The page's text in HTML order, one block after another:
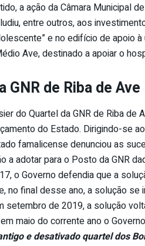
a ação da Câmara Municipal
entre outros, aos
e no edifício de apoio
Ave, destinado a apoiar o
GNR de Riba de Ave
do Quartel da GNR de Riba
do Estado. Dirigindo-se
famalicense denunciou as
a adotar para o Posto da GNR
o Governo defendia que a
no final desse ano, a solução se
setembro de 2019, a solução
maio do corrente ano o
e desativado quartel dos